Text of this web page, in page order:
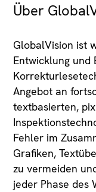
Über
GlobalVision ist
Entwicklung
Angebot an
textbasierten,
Fehler im
Grafiken,
zu vermeiden
jeder Phase des